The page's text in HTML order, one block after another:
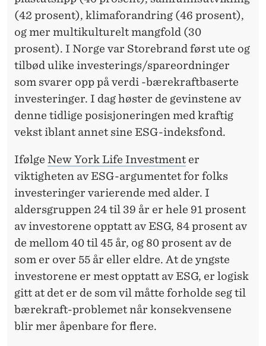
(42 prosent), klimaforandring (46 prosent),
og mer multikulturelt mangfold (30
prosent). I Norge var Storebrand først ute og
tilbød ulike investerings/spareordninger
som svarer opp på verdi -bærekraftbaserte
investeringer. I dag høster de gevinstene av
denne tidlige posisjoneringen med kraftig
vekst iblant annet sine ESG-indeksfond.
Ifølge New York Life Investment er
viktigheten av ESG-argumentet for folks
investeringer varierende med alder. I
aldersgruppen 24 til 39 år er hele 91 prosent
av investorene opptatt av ESG, 84 prosent av
de mellom 40 til 45 år, og 80 prosent av de
som er over 55 år eller eldre. At de yngste
investorene er mest opptatt av ESG, er logisk
gitt at det er de som vil måtte forholde seg til
bærekraft-problemet når konsekvensene
blir mer åpenbare for flere.